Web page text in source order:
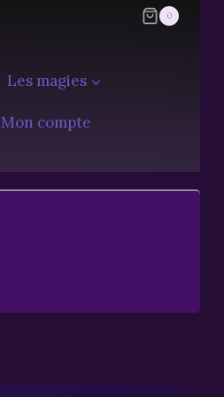
0
Les magies
Mon compte